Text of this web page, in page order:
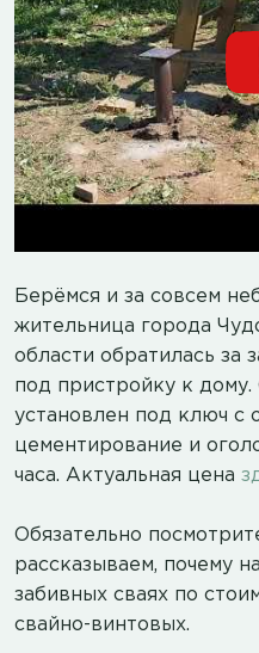
Берёмся и за совсем
жительница города
области обратилась за
под пристройку к
установлен под ключ с
цементирование и
часа. Актуальная цена
Обязательно
рассказываем, почему
забивных сваях по
свайно-винтовых.